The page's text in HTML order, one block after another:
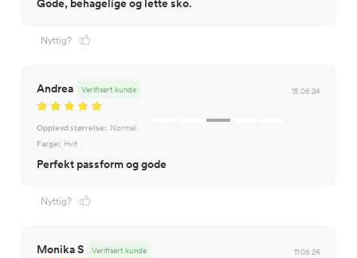
Gode, behagelige og lette sko.
Nyttig?
Andrea 15.06.24
Verifisert kunde
Opplevd størrelse: Normal
Farge: Hvit
Perfekt passform og gode
Nyttig?
Monika S 11.06.24
Verifisert kunde